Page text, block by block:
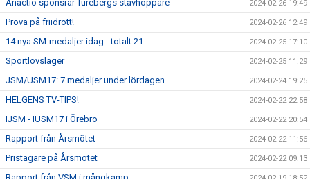
Anactio sponsrar Turebergs stavhoppare 2024-02-26 19:49
Prova på friidrott! 2024-02-26 12:49
14 nya SM-medaljer idag - totalt 21 2024-02-25 17:10
Sportlovsläger 2024-02-25 11:29
JSM/USM17: 7 medaljer under lördagen 2024-02-24 19:25
HELGENS TV-TIPS! 2024-02-22 22:58
IJSM - IUSM17 i Örebro 2024-02-22 20:54
Rapport från Årsmötet 2024-02-22 11:56
Pristagare på Årsmötet 2024-02-22 09:13